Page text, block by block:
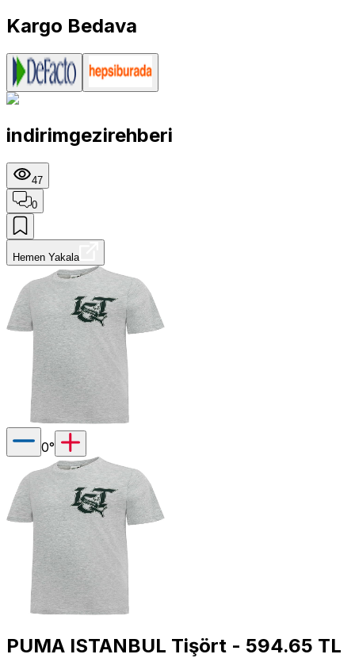
Kargo Bedava
indirimgezirehberi
47
0
Hemen Yakala
0°
PUMA ISTANBUL Tişört - 594.65 TL